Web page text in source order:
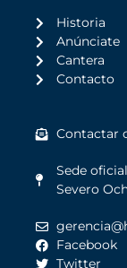
Historia
Anúnciate
Cantera
Contacto
Contactar
Sede
Severo
Facebook
Twitter